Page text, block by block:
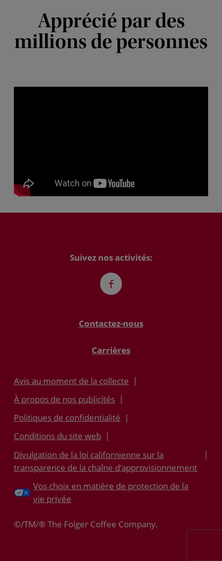
Apprécié par des
millions de personnes
Suivez nos activités:
Facebook
Contactez-nous
Carrières
Avis au moment de la collecte
À propos de nos publicités
Politiques de confidentialité
Conditions du site web
Divulgation de la loi californienne sur la
transparence de la chaîne d’approvisionnement
Vos choix en matière de protection de la
vie privée
©/TM/® The Folger Coffee Company.